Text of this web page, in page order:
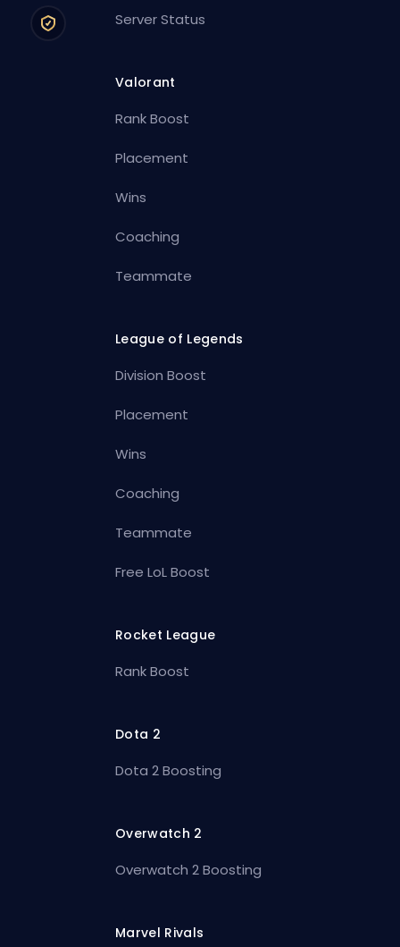
Server Status
Valorant
Rank Boost
Placement
Wins
Coaching
Teammate
League of Legends
Division Boost
Placement
Wins
Coaching
Teammate
Free LoL Boost
Rocket League
Rank Boost
Dota 2
Dota 2 Boosting
Overwatch 2
Overwatch 2 Boosting
Marvel Rivals